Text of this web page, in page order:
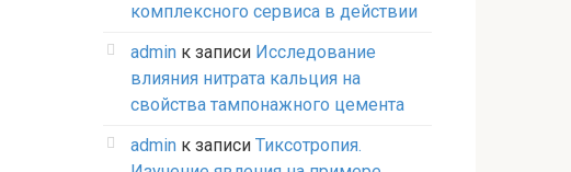
комплексного сервиса в действии
admin к записи Исследование
влияния нитрата кальция на
свойства тампонажного цемента
admin к записи Тиксотропия.